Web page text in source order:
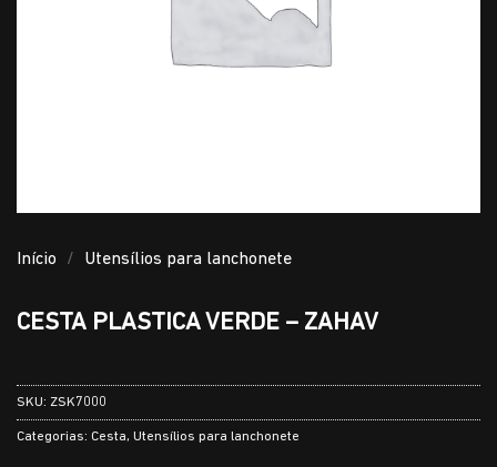
Início / Utensílios para lanchonete
CESTA PLASTICA VERDE – ZAHAV
SKU: ZSK7000
Categorias: Cesta, Utensílios para lanchonete